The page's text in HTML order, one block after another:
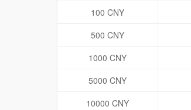
100 CNY
500 CNY
1000 CNY
5000 CNY
10000 CNY